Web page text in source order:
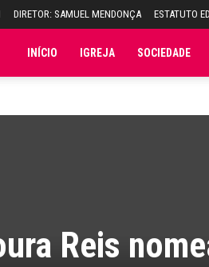
DIRETOR: SAMUEL MENDONÇA ESTATUTO
INÍCIO IGREJA SOCIEDADE
Reis